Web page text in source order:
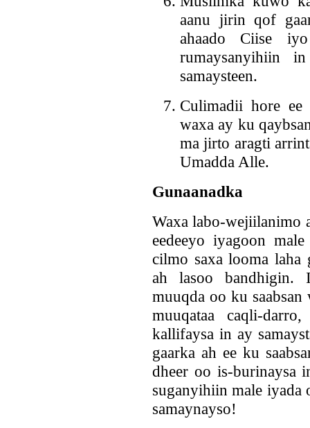
aanu jirin qof
ahaado Ciise
rumaysanyihiin
samaysteen.
Culimadii hore ee
waxa ay ku
ma jirto aragti
Umadda Alle.
Gunaanadka
Waxa labo-wejiilanimo
eedeeyo iyagoon
cilmo saxa looma laha
ah lasoo bandhigin.
muuqda oo ku
muuqataa caqli-
kallifaysa in ay
gaarka ah ee ku
dheer oo is-burinaysa
suganyihiin male iyada
samaynayso!